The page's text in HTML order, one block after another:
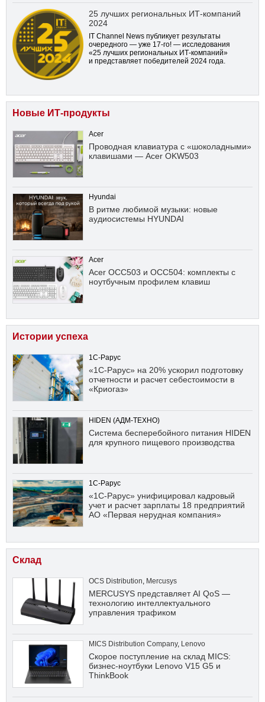
25 лучших региональных ИТ-компаний
2024
IT Channel News публикует результаты
очередного — уже 17-го! — исследования
«25 лучших региональных ИТ-компаний»
и представляет победителей 2024 года.
Новые ИТ-продукты
Acer
Проводная клавиатура с «шоколадными»
клавишами — Acer OKW503
Hyundai
В ритме любимой музыки: новые
аудиосистемы HYUNDAI
Acer
Acer OCC503 и OCC504: комплекты с
ноутбучным профилем клавиш
Истории успеха
1С-Рарус
«1С-Рарус» на 20% ускорил подготовку
отчетности и расчет себестоимости в
«Криогаз»
HIDEN (АДМ-ТЕХНО)
Система бесперебойного питания HIDEN
для крупного пищевого производства
1С-Рарус
«1С-Рарус» унифицировал кадровый
учет и расчет зарплаты 18 предприятий
АО «Первая нерудная компания»
Склад
OCS Distribution, Mercusys
MERCUSYS представляет AI QoS —
технологию интеллектуального
управления трафиком
MICS Distribution Company, Lenovo
Скорое поступление на склад MICS:
бизнес-ноутбуки Lenovo V15 G5 и
ThinkBook